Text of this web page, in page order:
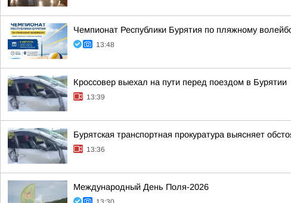
Чемпионат Республики Бурятия по пляжному
13:48
Кроссовер выехал на пути перед поездом в Бурятии
13:39
Бурятская транспортная прокуратура выясняет
13:36
Международный День Поля-2026